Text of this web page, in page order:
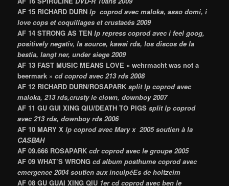
AF 15 RICHARD DURNlp coprod avec maloka, asso domi, i
love cops et coquillages et crustacés 2009
AF 14STRONG AS TENlp repress coprod avec i feel goog,
positively negativ, la source, kawai rds, los discos de la
bestia, langt ner, under siege 2009
AF 13 FAST MUSIC MEANS LOVE « wehrmacht was not a
beermark »cd coprod avec 213 rds 2008
AF 12 RICHARD DURN/ROSAPARKsplit lp coprod avec
maloka, 213 rds,crusty le clown, downboy 2007
AF 11GU GUI XING QIU/DEATH TO PIGSsplit lp coprod
avec 213 rds, downboy rds 2006
AF 10MARY Xlp coprod avec Mary x 2005 soutien à la
CASBAH
AF 09.666 ROSAPARKcdr coprod avec le groupe 2005
AF 09WHAT’S WRONGcd album posthume coprod avec
emergence 2004 soutien aux inculpéEs de holtzeim
AF 08GU GUAI XING QIU 1er cdcoprod avec ben le